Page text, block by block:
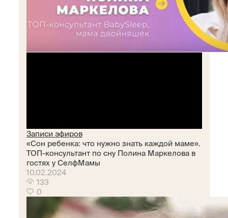
Записи эфиров
«Сон ребенка: что нужно знать каждой маме».
ТОП-консультант по сну Полина Маркелова в
гостях у СелфМамы
10.02.2024
133
0